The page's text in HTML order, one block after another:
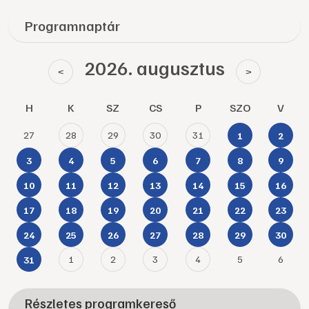
Programnaptár
< 2026. augusztus >
H K SZ CS P SZO V
27 28 29 30 31 1 2
3 4 5 6 7 8 9
10 11 12 13 14 15 16
17 18 19 20 21 22 23
24 25 26 27 28 29 30
31 1 2 3 4 5 6
Részletes programkereső